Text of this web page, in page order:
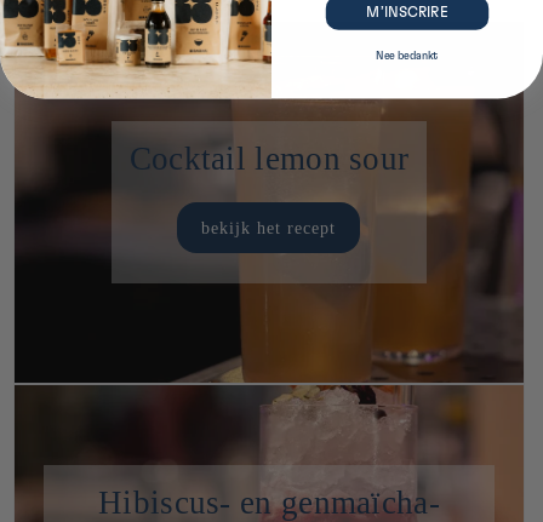
Cocktail lemon sour
bekijk het recept
Hibiscus- en genmaïcha-
M’INSCRIRE
Nee bedankt